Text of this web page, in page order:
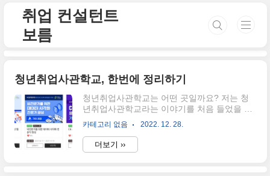
취업 컨설턴트
보름
청년취업사관학교, 한번에 정리하기
청년취업사관학교는 어떤 곳일까요? 저는 청
년취업사관학교라는 이야기를 처음 들었을 때,
뭐 하는 곳이지? 교육하는 곳인가? 아니면, 특
정 분야의 교육만 해서 취업을 시키는 학교인
가?라는 생각을 하게 되었는데요, 때 마침 서울
시에서 홍보 포스트를 발송했더군요. 제목은
카테고리 없음 2022. 12. 28.
더보기 ››